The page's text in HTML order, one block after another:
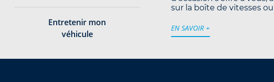
Entretenir mon
véhicule
sur la boîte de vitesses
EN SAVOIR +